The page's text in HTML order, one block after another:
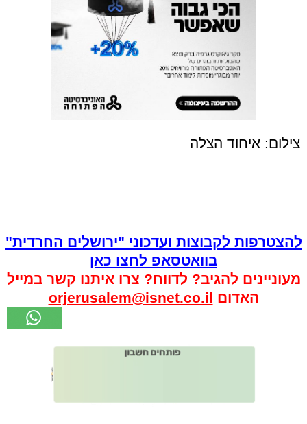
צילום: איחוד הצלה
להצטרפות לקבוצות ועדכוני "ירושלים החרדית"
בוואטסאפ לחצו כאן
מעוניינים להגיב? לדווח? צרו איתנו קשר במייל
האדום orjerusalem@isnet.co.il